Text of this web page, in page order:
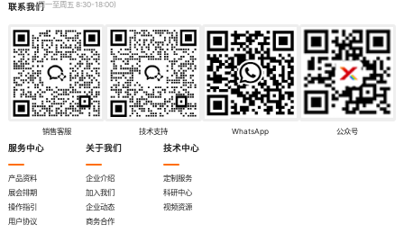
联系我们
销售客服 技术支持 WhatsApp 公众号
服务中心
产品资料
展会排期
操作指引
用户协议
关于我们
企业介绍
加入我们
企业动态
商务合作
技术中心
定制服务
科研中心
视频资源